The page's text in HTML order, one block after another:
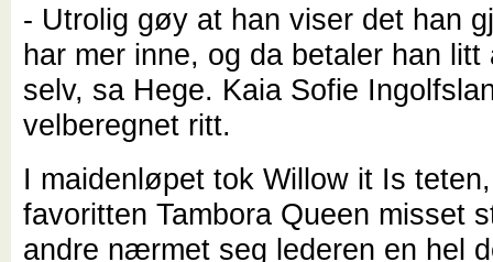
- Utrolig gøy at han viser det han
har mer inne, og da betaler han litt
selv, sa Hege. Kaia Sofie
velberegnet ritt.
I maidenløpet tok Willow it Is
favoritten Tambora Queen misset
andre nærmet seg lederen en hel